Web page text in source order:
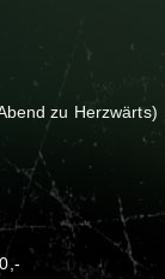
zu Herzwärts)